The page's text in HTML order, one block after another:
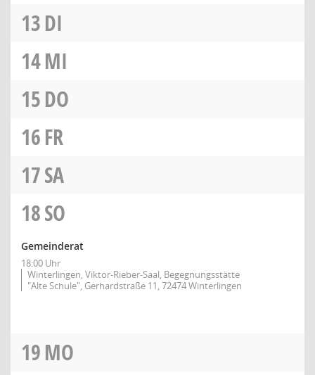
13DI
14MI
15DO
16FR
17SA
18SO
Gemeinderat
18:00 Uhr
Winterlingen, Viktor-Rieber-Saal, Begegnungsstätte
"Alte Schule", Gerhardstraße 11, 72474 Winterlingen
19MO